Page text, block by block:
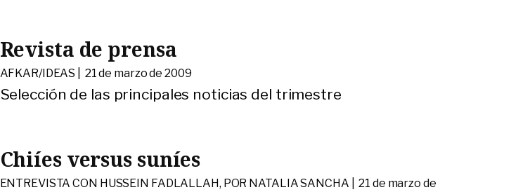
Revista de prensa
AFKAR/IDEAS | 21 de marzo de 2009
Selección de las principales noticias del trimestre
Chiíes versus suníes
ENTREVISTA CON HUSSEIN FADLALLAH, POR NATALIA SANCHA |21 de marzo de